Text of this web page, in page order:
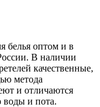
белья оптом и в
В наличии
качественные,
метода
и отличаются
воды и пота.